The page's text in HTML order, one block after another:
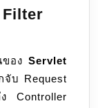
Filter
อง Servlet
จับ Request
Controller